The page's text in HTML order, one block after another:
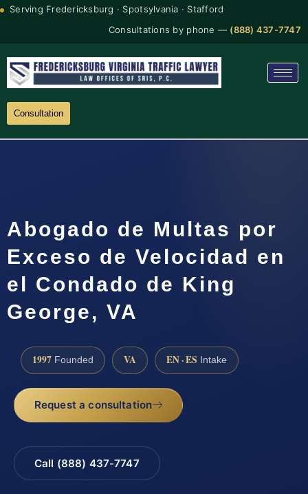
Serving Fredericksburg · Spotsylvania · Stafford
Consultations by phone — (888) 437-7747
Consultation
Abogado de Multas por
Exceso de Velocidad en
el Condado de King
George, VA
1997 Founded VA EN · ES Intake
Request a consultation
Call (888) 437-7747